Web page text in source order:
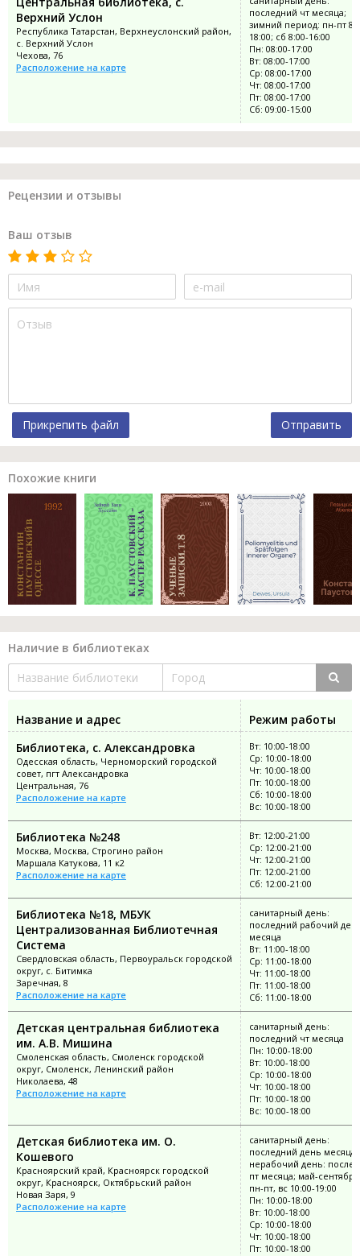
Верхний Услон
Республика Татарстан, Верхнеуслонский район,
с. Верхний Услон
Чехова, 76
Расположение на карте
последний чт месяца;
зимний период: пн-пт
18:00; сб 8:00-16:00
Пн: 08:00-17:00
Вт: 08:00-17:00
Ср: 08:00-17:00
Чт: 08:00-17:00
Пт: 08:00-17:00
Сб: 09:00-15:00
Рецензии и отзывы
Ваш отзыв
Прикрепить файл Отправить
Похожие книги
Наличие в библиотеках
Название и адрес
Режим работы
Библиотека, с. Александровка
Одесская область, Черноморский городской
совет, пгт Александровка
Центральная, 76
Расположение на карте
Вт: 10:00-18:00
Ср: 10:00-18:00
Чт: 10:00-18:00
Пт: 10:00-18:00
Сб: 10:00-18:00
Вс: 10:00-18:00
Библиотека №248
Москва, Москва, Строгино район
Маршала Катукова, 11 к2
Расположение на карте
Вт: 12:00-21:00
Ср: 12:00-21:00
Чт: 12:00-21:00
Пт: 12:00-21:00
Сб: 12:00-21:00
Библиотека №18, МБУК
Централизованная Библиотечная
Система
Свердловская область, Первоуральск городской
округ, с. Битимка
Заречная, 8
Расположение на карте
санитарный день:
последний рабочий
месяца
Вт: 11:00-18:00
Ср: 11:00-18:00
Чт: 11:00-18:00
Пт: 11:00-18:00
Сб: 11:00-18:00
Детская центральная библиотека
им. А.В. Мишина
Смоленская область, Смоленск городской
округ, Смоленск, Ленинский район
Николаева, 48
Расположение на карте
санитарный день:
последний чт месяца
Пн: 10:00-18:00
Вт: 10:00-18:00
Ср: 10:00-18:00
Чт: 10:00-18:00
Пт: 10:00-18:00
Вс: 10:00-18:00
Детская библиотека им. О.
Кошевого
Красноярский край, Красноярск городской
округ, Красноярск, Октябрьский район
Новая Заря, 9
Расположение на карте
санитарный день:
последний день месяца;
нерабочий день:
пт месяца; май-
пн-пт, вс 10:00-19:00
Пн: 10:00-18:00
Вт: 10:00-18:00
Ср: 10:00-18:00
Чт: 10:00-18:00
Пт: 10:00-18:00